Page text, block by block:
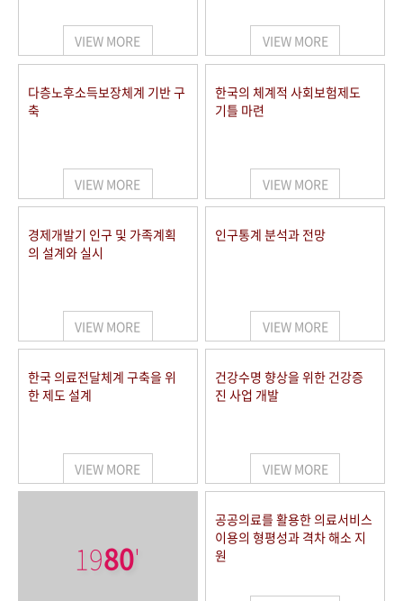
세계와 함께 한 KIHASA
VR 역사관
VIEW MORE VIEW MORE
다층노후소득보장체계 기반 구
축
VIEW MORE
한국의 체계적 사회보험제도
기틀 마련
VIEW MORE
경제개발기 인구 및 가족계획
의 설계와 실시
VIEW MORE
인구통계 분석과 전망
VIEW MORE
한국 의료전달체계 구축을 위
한 제도 설계
VIEW MORE
건강수명 향상을 위한 건강증
진 사업 개발
VIEW MORE
1980'
공공의료를 활용한 의료서비스
이용의 형평성과 격차 해소 지
원